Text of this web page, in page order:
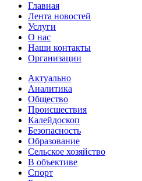
Главная
Лента новостей
Услуги
О нас
Наши контакты
Организации
Актуально
Аналитика
Общество
Происшествия
Калейдоскоп
Безопасность
Образование
Сельское хозяйство
В объективе
Спорт